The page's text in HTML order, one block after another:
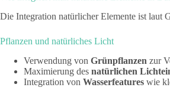
Die Integration natürlicher Elemente ist laut
Pflanzen und natürliches Licht
Verwendung von Grünpflanzen zur
Maximierung des natürlichen
Integration von Wasserfeatures wie